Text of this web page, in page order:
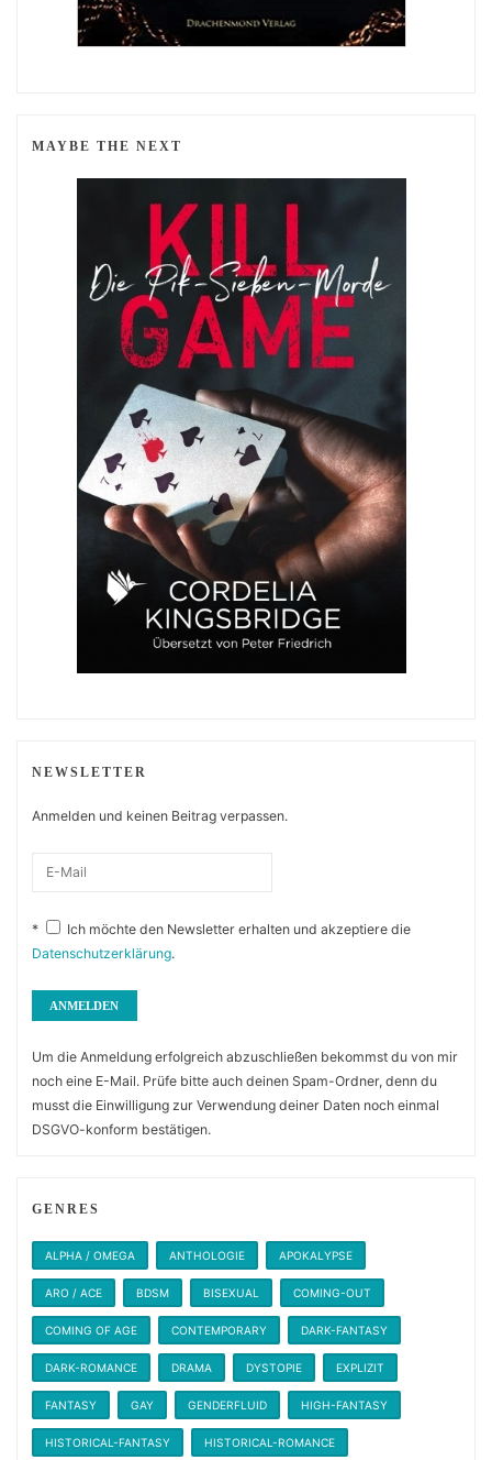
MAYBE THE NEXT
NEWSLETTER
Anmelden und keinen Beitrag verpassen.
*
Ich möchte den Newsletter erhalten und akzeptiere die
Datenschutzerklärung.
Um die Anmeldung erfolgreich abzuschließen bekommst du von mir
noch eine E-Mail. Prüfe bitte auch deinen Spam-Ordner, denn du
musst die Einwilligung zur Verwendung deiner Daten noch einmal
DSGVO-konform bestätigen.
GENRES
ALPHA / OMEGA ANTHOLOGIE APOKALYPSE
ARO / ACE BDSM BISEXUAL COMING-OUT
COMING OF AGE CONTEMPORARY DARK-FANTASY
DARK-ROMANCE DRAMA DYSTOPIE EXPLIZIT
FANTASY GAY GENDERFLUID HIGH-FANTASY
HISTORICAL-FANTASY HISTORICAL-ROMANCE